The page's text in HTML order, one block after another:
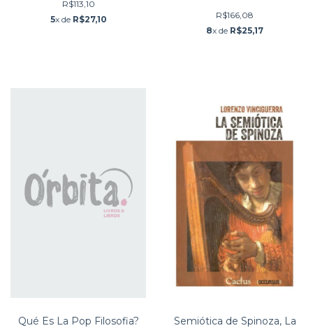
R$113,10
5x de R$27,10
R$166,08
8x de R$25,17
Qué Es La Pop Filosofia?
Semiótica de Spinoza, La